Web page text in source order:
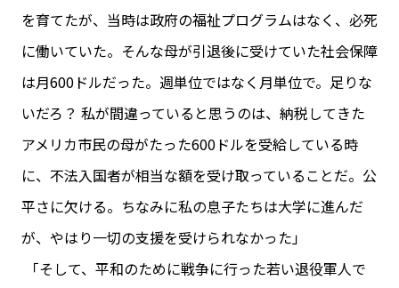
を育てたが、当時は政府の福祉プログラムはなく、必死
に働いていた。そんな母が引退後に受けていた社会保障
は月600ドルだった。週単位ではなく月単位で。足りな
いだろ？ 私が間違っていると思うのは、納税してきた
アメリカ市民の母がたった600ドルを受給している時
に、不法入国者が相当な額を受け取っていることだ。公
平さに欠ける。ちなみに私の息子たちは大学に進んだ
が、やはり一切の支援を受けられなかった」
「そして、平和のために戦争に行った若い退役軍人で